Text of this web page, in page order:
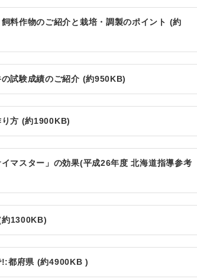
料作物のご紹介と栽培・調製のポイント (約
試験成績のご紹介 (約950KB)
り方 (約1900KB)
マスター」の効果(平成26年度 北海道指導参考
約1300KB)
!:都府県 (約4900KB )